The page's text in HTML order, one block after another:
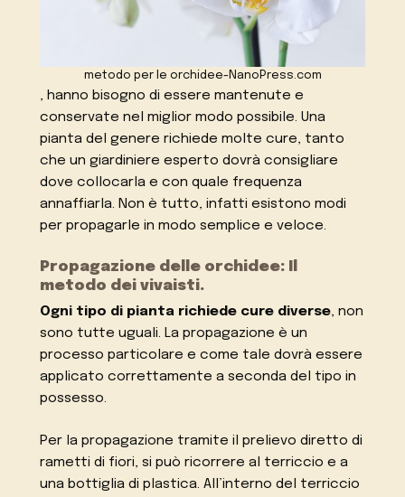
metodo per le orchidee-NanoPress.com
, hanno bisogno di essere mantenute e
conservate nel miglior modo possibile. Una
pianta del genere richiede molte cure, tanto
che un giardiniere esperto dovrà consigliare
dove collocarla e con quale frequenza
annaffiarla. Non è tutto, infatti esistono modi
per propagarle in modo semplice e veloce.
Propagazione delle orchidee: Il
metodo dei vivaisti.
Ogni tipo di pianta richiede cure diverse, non
sono tutte uguali. La propagazione è un
processo particolare e come tale dovrà essere
applicato correttamente a seconda del tipo in
possesso.
Per la propagazione tramite il prelievo diretto di
rametti di fiori, si può ricorrere al terriccio e a
una bottiglia di plastica. All’interno del terriccio